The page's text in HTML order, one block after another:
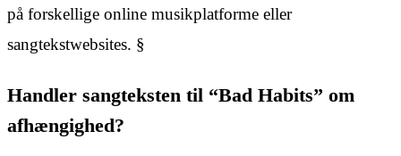
på forskellige online musikplatforme eller
sangtekstwebsites. §
Handler sangteksten til “Bad Habits” om
afhængighed?